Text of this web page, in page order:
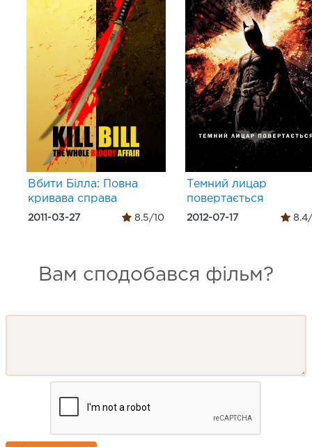
Вбити Білла: Повна
кривава справа
2011-03-27 8.5/10
Темний лицар
повертається
2012-07-17 8.4/
Вам сподобався фільм?